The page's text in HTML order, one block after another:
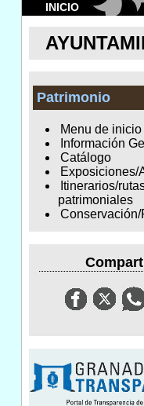
INICIO
Patrimonio
Menu de inicio
Información
Catálogo
Exposiciones/
Itinerarios/
patrimoniales
Conservación/